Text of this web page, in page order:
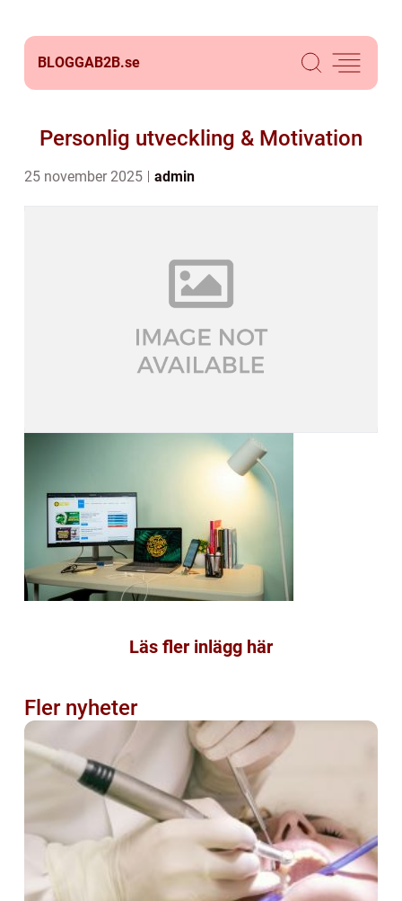
BLOGGAB2B.se
Personlig utveckling & Motivation
25 november 2025 admin
Läs fler inlägg här
Fler nyheter